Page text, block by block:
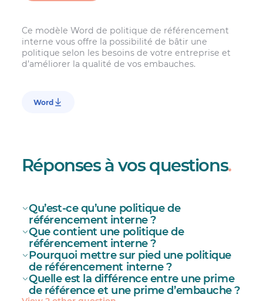
Ce modèle Word de politique de référencement
interne vous offre la possibilité de bâtir une
politique selon les besoins de votre entreprise et
d’améliorer la qualité de vos embauches.
Word
Réponses à vos questions.
Qu’est-ce qu’une politique de
référencement interne ?
Que contient une politique de
référencement interne ?
plan de recrutement
Pourquoi mettre sur pied une politique
de référencement interne ?
Quelle est la différence entre une prime
de référence et une prime d’embauche ?